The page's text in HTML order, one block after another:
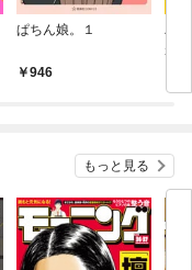
ぱちん娘。１
946
バ
が
て
もっと見る